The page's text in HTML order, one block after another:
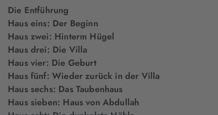
Die Entführung
Haus eins: Der Beginn
Haus zwei: Hinterm Hügel
Haus drei: Die Villa
Haus vier: Die Geburt
Haus fünf: Wieder zurück in der Villa
Haus sechs: Das Taubenhaus
Haus sieben: Haus von Abdullah